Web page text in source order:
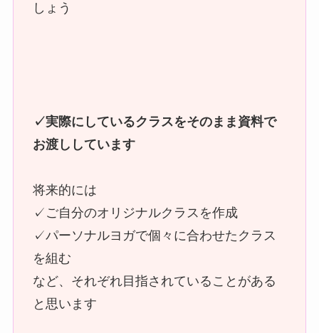
しょう
✓実際にしているクラスをそのまま資料で
お渡ししています
将来的には
✓ご自分のオリジナルクラスを作成
✓パーソナルヨガで個々に合わせたクラス
を組む
など、それぞれ目指されていることがある
と思います